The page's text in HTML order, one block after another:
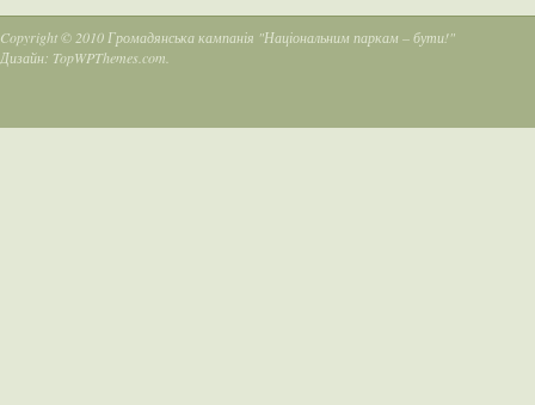
Copyright © 2010 Громадянська кампанія "Національним паркам – бути!"
Дизайн: TopWPThemes.com